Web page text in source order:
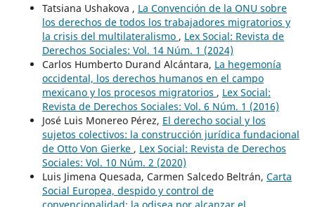
Tatsiana Ushakova , La Convención de la ONU sobre
los derechos de todos los trabajadores migratorios y
la crisis del multilateralismo , Lex Social: Revista de
Derechos Sociales: Vol. 14 Núm. 1 (2024)
Carlos Humberto Durand Alcántara, La hegemonía
occidental, los derechos humanos en el campo
mexicano y los procesos migratorios , Lex Social:
Revista de Derechos Sociales: Vol. 6 Núm. 1 (2016)
José Luis Monereo Pérez, El derecho social y los
sujetos colectivos: la construcción jurídica fundacional
de Otto Von Gierke , Lex Social: Revista de Derechos
Sociales: Vol. 10 Núm. 2 (2020)
Luis Jimena Quesada, Carmen Salcedo Beltrán, Carta
Social Europea, despido y control de